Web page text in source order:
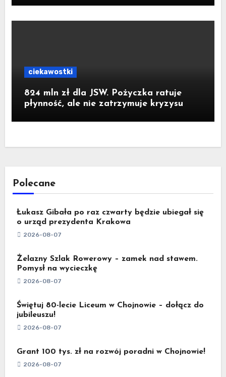
ciekawostki
824 mln zł dla JSW. Pożyczka ratuje
płynność, ale nie zatrzymuje kryzysu
Polecane
Łukasz Gibała po raz czwarty będzie ubiegał się
o urząd prezydenta Krakowa
2026-08-07
Żelazny Szlak Rowerowy – zamek nad stawem.
Pomysł na wycieczkę
2026-08-07
Świętuj 80-lecie Liceum w Chojnowie – dołącz do
jubileuszu!
2026-08-07
Grant 100 tys. zł na rozwój poradni w Chojnowie!
2026-08-07